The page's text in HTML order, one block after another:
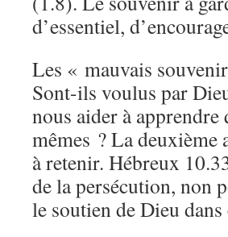
d’essentiel,
Les « mauvais
Sont-ils voulus par
nous aider à
mêmes ? La
à retenir. Hébreux
de la persécution, non
le soutien de Dieu